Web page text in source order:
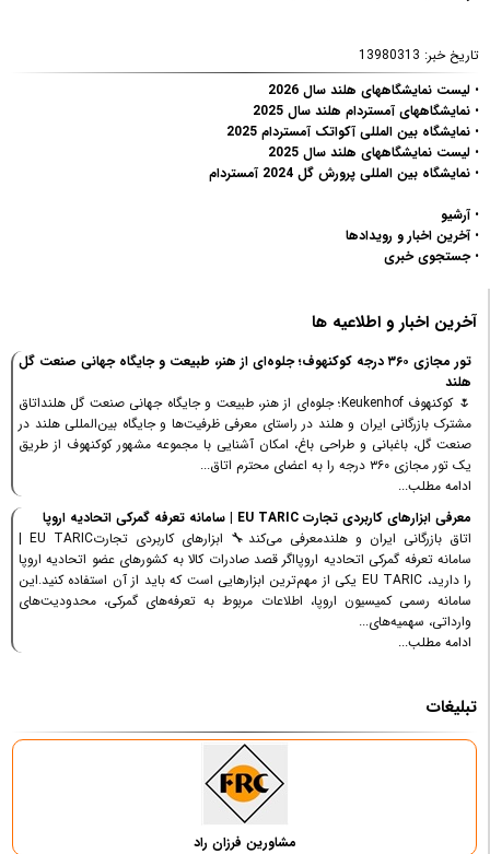
تاریخ خبر: 13980313
• لیست نمایشگاههای هلند سال 2026
• نمایشگاههای آمستردام هلند سال 2025
• نمایشگاه بین المللی آکواتک آمستردام 2025
• لیست نمایشگاههای هلند سال 2025
• نمایشگاه بین المللی پرورش گل 2024 آمستردام
• آرشیو
• آخرین اخبار و رویدادها
•جستجوی خبری
آخرین اخبار و اطلاعیه ها
تور مجازی ۳۶۰ درجه کوکنهوف؛ جلوه‌ای از هنر، طبیعت و جایگاه جهانی صنعت گل
هلند
🌷 کوکنهوف Keukenhof؛ جلوه‌ای از هنر، طبیعت و جایگاه جهانی صنعت گل هلنداتاق
مشترک بازرگانی ایران و هلند در راستای معرفی ظرفیت‌ها و جایگاه بین‌المللی هلند در
صنعت گل، باغبانی و طراحی باغ، امکان آشنایی با مجموعه مشهور کوکنهوف از طریق
یک تور مجازی ۳۶۰ درجه را به اعضای محترم اتاق...
ادامه مطلب...
معرفی ابزارهای کاربردی تجارت EU TARIC | سامانه تعرفه گمرکی اتحادیه اروپا
اتاق بازرگانی ایران و هلندمعرفی می‌کند🔧 ابزارهای کاربردی تجارتEU TARIC |
سامانه تعرفه گمرکی اتحادیه اروپااگر قصد صادرات کالا به کشورهای عضو اتحادیه اروپا
را دارید، EU TARIC یکی از مهم‌ترین ابزارهایی است که باید از آن استفاده کنید.این
سامانه رسمی کمیسیون اروپا، اطلاعات مربوط به تعرفه‌های گمرکی، محدودیت‌های
وارداتی، سهمیه‌های...
ادامه مطلب...
تبلیغات
مشاورین فرزان راد